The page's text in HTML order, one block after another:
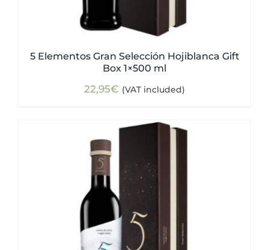
5 Elementos Gran Selección Hojiblanca Gift
Box 1×500 ml
22,95€ (VAT included)